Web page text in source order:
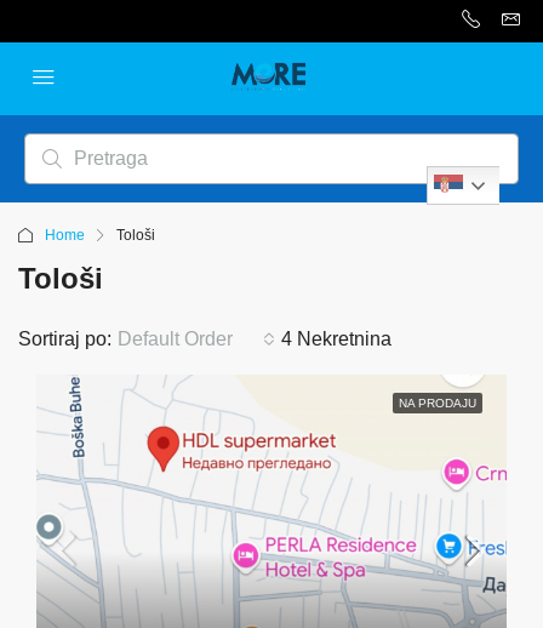
Home Tološi
Tološi
4 Nekretnina
Sortiraj po: Default Order
NA PRODAJU
Serbian